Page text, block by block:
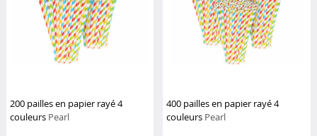
200 pailles en papier rayé 4
couleurs Pearl
400 pailles en papier rayé 4
couleurs Pearl